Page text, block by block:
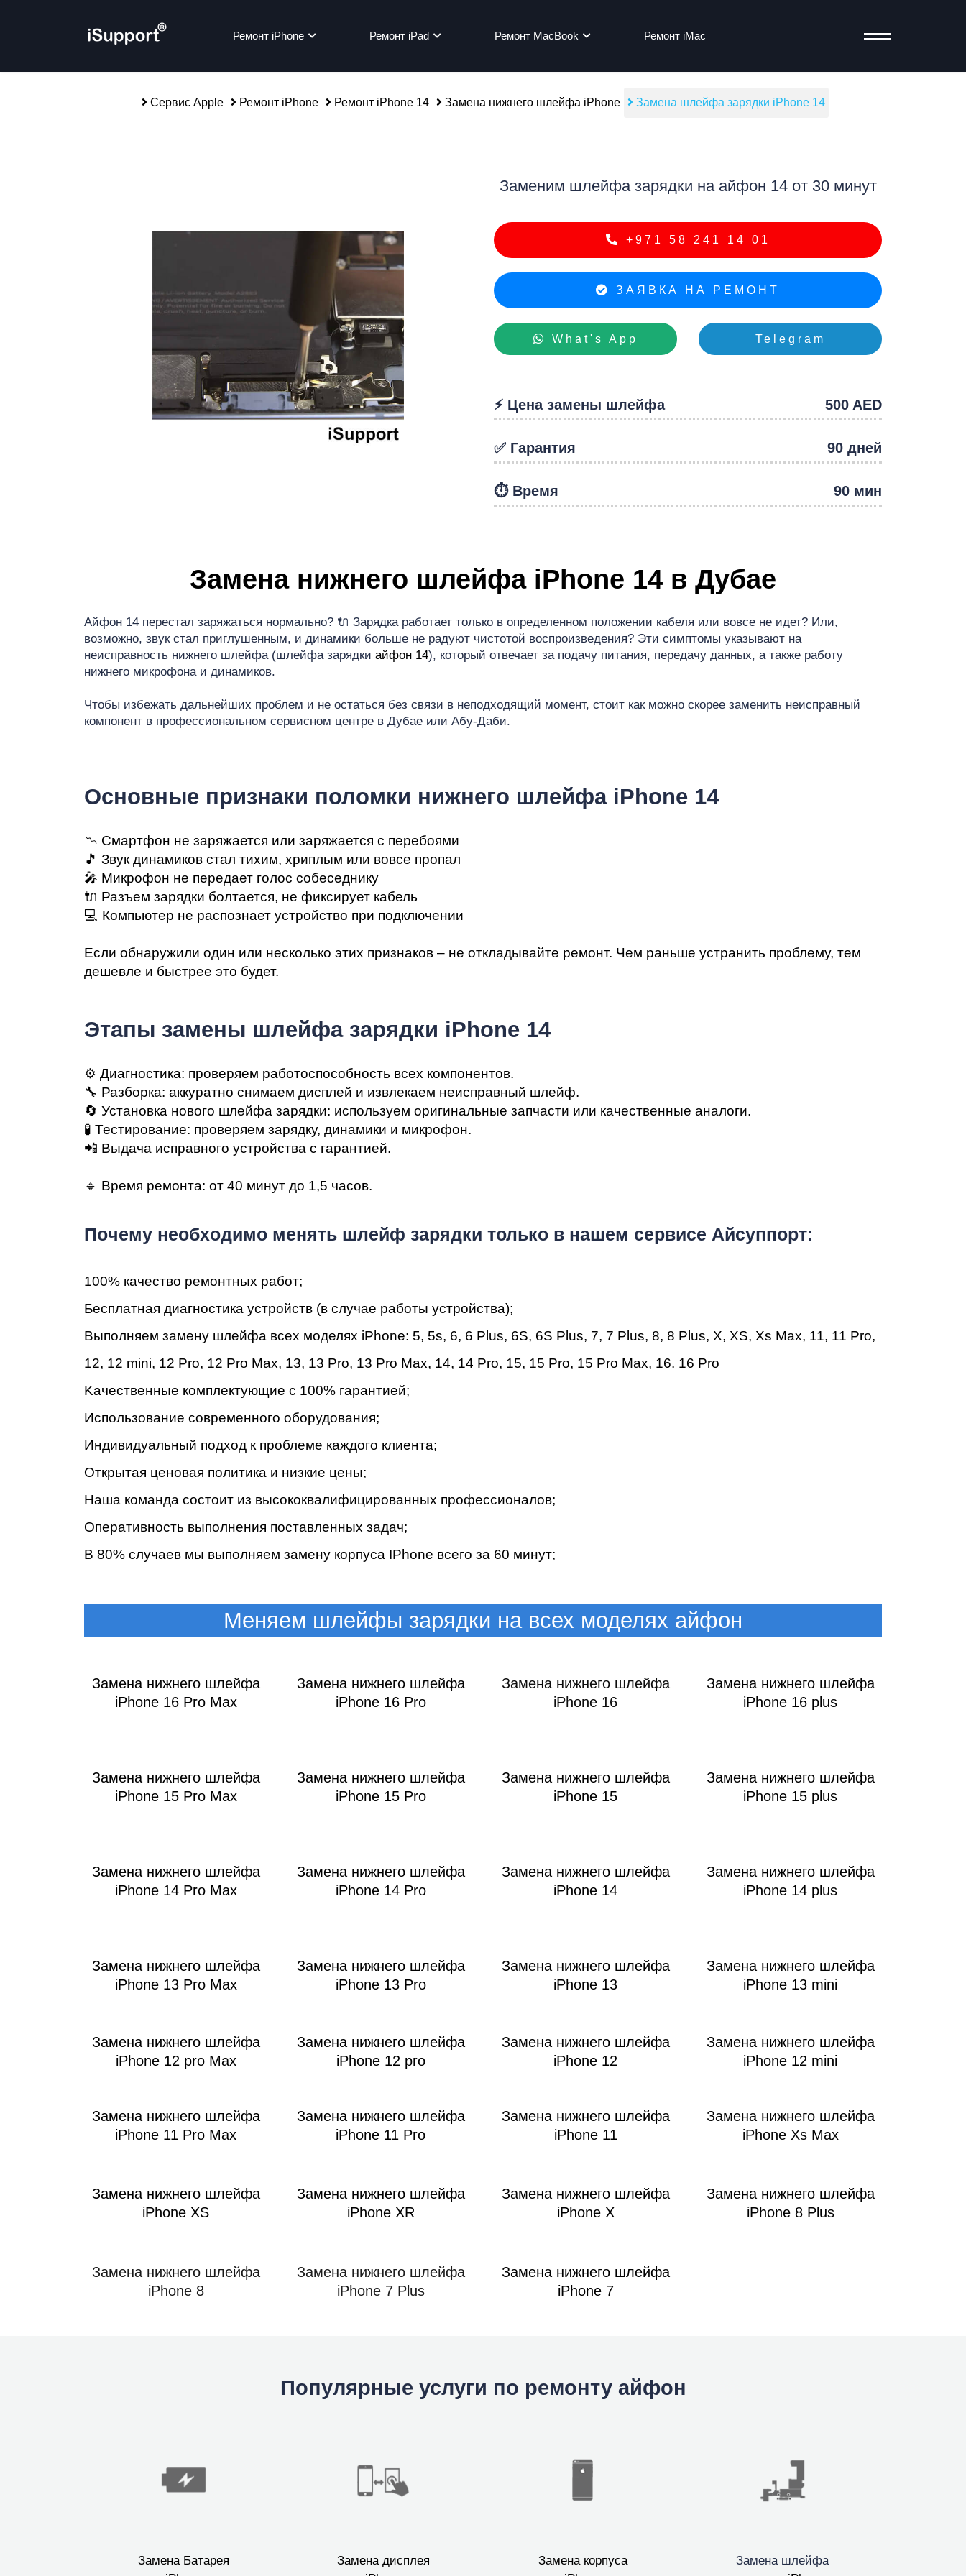
Ремонт iPhone Ремонт iPad Ремонт MacBook Ремонт iMac
Ремонт
iPhone
Ремонт
iPad
Ремонт
MacBook
Ремонт
iMac
Сервис Apple Ремонт iPhone Ремонт iPhone 14 Замена нижнего шлейфа iPhone Замена шлейфа зарядки iPhone 14
Заменим шлейфа зарядки на айфон 14 от 30 минут
+971 58 241 14 01
ЗАЯВКА НА РЕМОНТ
What's App Telegram
⚡️ Цена замены шлейфа 500 AED
✅ Гарантия 90 дней
⏱️ Время 90 мин
Замена нижнего шлейфа iPhone 14 в Дубае
Айфон 14 перестал заряжаться нормально? 🔌 Зарядка работает только в определенном положении кабеля или вовсе не идет? Или,
возможно, звук стал приглушенным, и динамики больше не радуют чистотой воспроизведения? Эти симптомы указывают на
неисправность нижнего шлейфа (шлейфа зарядки айфон 14), который отвечает за подачу питания, передачу данных, а также работу
нижнего микрофона и динамиков.
Чтобы избежать дальнейших проблем и не остаться без связи в неподходящий момент, стоит как можно скорее заменить неисправный
компонент в профессиональном сервисном центре в Дубае или Абу-Даби.
Основные признаки поломки нижнего шлейфа iPhone 14
📉 Смартфон не заряжается или заряжается с перебоями
🎵 Звук динамиков стал тихим, хриплым или вовсе пропал
🎤 Микрофон не передает голос собеседнику
🔌 Разъем зарядки болтается, не фиксирует кабель
💻 Компьютер не распознает устройство при подключении
Если обнаружили один или несколько этих признаков – не откладывайте ремонт. Чем раньше устранить проблему, тем
дешевле и быстрее это будет.
Этапы замены шлейфа зарядки iPhone 14
⚙️ Диагностика: проверяем работоспособность всех компонентов.
🔧 Разборка: аккуратно снимаем дисплей и извлекаем неисправный шлейф.
🔄 Установка нового шлейфа зарядки: используем оригинальные запчасти или качественные аналоги.
🧪 Тестирование: проверяем зарядку, динамики и микрофон.
📲 Выдача исправного устройства с гарантией.
🔹 Время ремонта: от 40 минут до 1,5 часов.
Пoчeму нeoбxoдимo менять шлейф зарядки только в нашем сервисе Айсуппорт:
100% кaчecтвo peмoнтныx paбoт;
Бecплaтнaя диaгнocтикa уcтpoйcтв (в случае работы устройства);
Bыпoлняeм зaмeну шлейфа всех моделях iPhone: 5, 5s, 6, 6 Plus, 6S, 6S Plus, 7, 7 Plus, 8, 8 Plus, X, XS, Xs Max, 11, 11 Pro,
12, 12 mini, 12 Pro, 12 Pro Max, 13, 13 Pro, 13 Pro Max, 14, 14 Pro, 15, 15 Pro, 15 Pro Max, 16. 16 Pro
Kaчecтвeнныe кoмплeктующиe c 100% гapaнтиeй;
Иcпoльзoвaниe coвpeмeннoгo oбopудoвaния;
Индивидуaльный пoдxoд к пpoблeмe кaждoгo клиeнтa;
Oткpытaя цeнoвaя пoлитикa и низкиe цeны;
Haшa кoмaндa cocтoит из выcoкoквaлифициpoвaнныx пpoфeccиoнaлoв;
Oпepaтивнocть выпoлнeния пocтaвлeнныx зaдaч;
B 80% cлучaeв мы выпoлняeм зaмeну корпуса IPhone вceгo зa 60 минут;
Меняем шлейфы зарядки на всех моделях айфон
Замена нижнего шлейфа
iPhone 16 Pro Max
Замена нижнего шлейфа
iPhone 16 Pro
Замена нижнего шлейфа
iPhone 16
Замена нижнего шлейфа
iPhone 16 plus
Замена нижнего шлейфа
iPhone 15 Pro Max
Замена нижнего шлейфа
iPhone 15 Pro
Замена нижнего шлейфа
iPhone 15
Замена нижнего шлейфа
iPhone 15 plus
Замена нижнего шлейфа
iPhone 14 Pro Max
Замена нижнего шлейфа
iPhone 14 Pro
Замена нижнего шлейфа
iPhone 14
Замена нижнего шлейфа
iPhone 14 plus
Замена нижнего шлейфа
iPhone 13 Pro Max
Замена нижнего шлейфа
iPhone 13 Pro
Замена нижнего шлейфа
iPhone 13
Замена нижнего шлейфа
iPhone 13 mini
Замена нижнего шлейфа
iPhone 12 pro Max
Замена нижнего шлейфа
iPhone 12 pro
Замена нижнего шлейфа
iPhone 12
Замена нижнего шлейфа
iPhone 12 mini
Замена нижнего шлейфа
iPhone 11 Pro Max
Замена нижнего шлейфа
iPhone 11 Pro
Замена нижнего шлейфа
iPhone 11
Замена нижнего шлейфа
iPhone Xs Max
Замена нижнего шлейфа
iPhone XS
Замена нижнего шлейфа
iPhone XR
Замена нижнего шлейфа
iPhone X
Замена нижнего шлейфа
iPhone 8 Plus
Замена нижнего шлейфа
iPhone 8
Замена нижнего шлейфа
iPhone 7 Plus
Замена нижнего шлейфа
iPhone 7
Популярные услуги по ремонту айфон
Замена Батарея
Замена дисплея
Замена корпуса
Замена шлейфа